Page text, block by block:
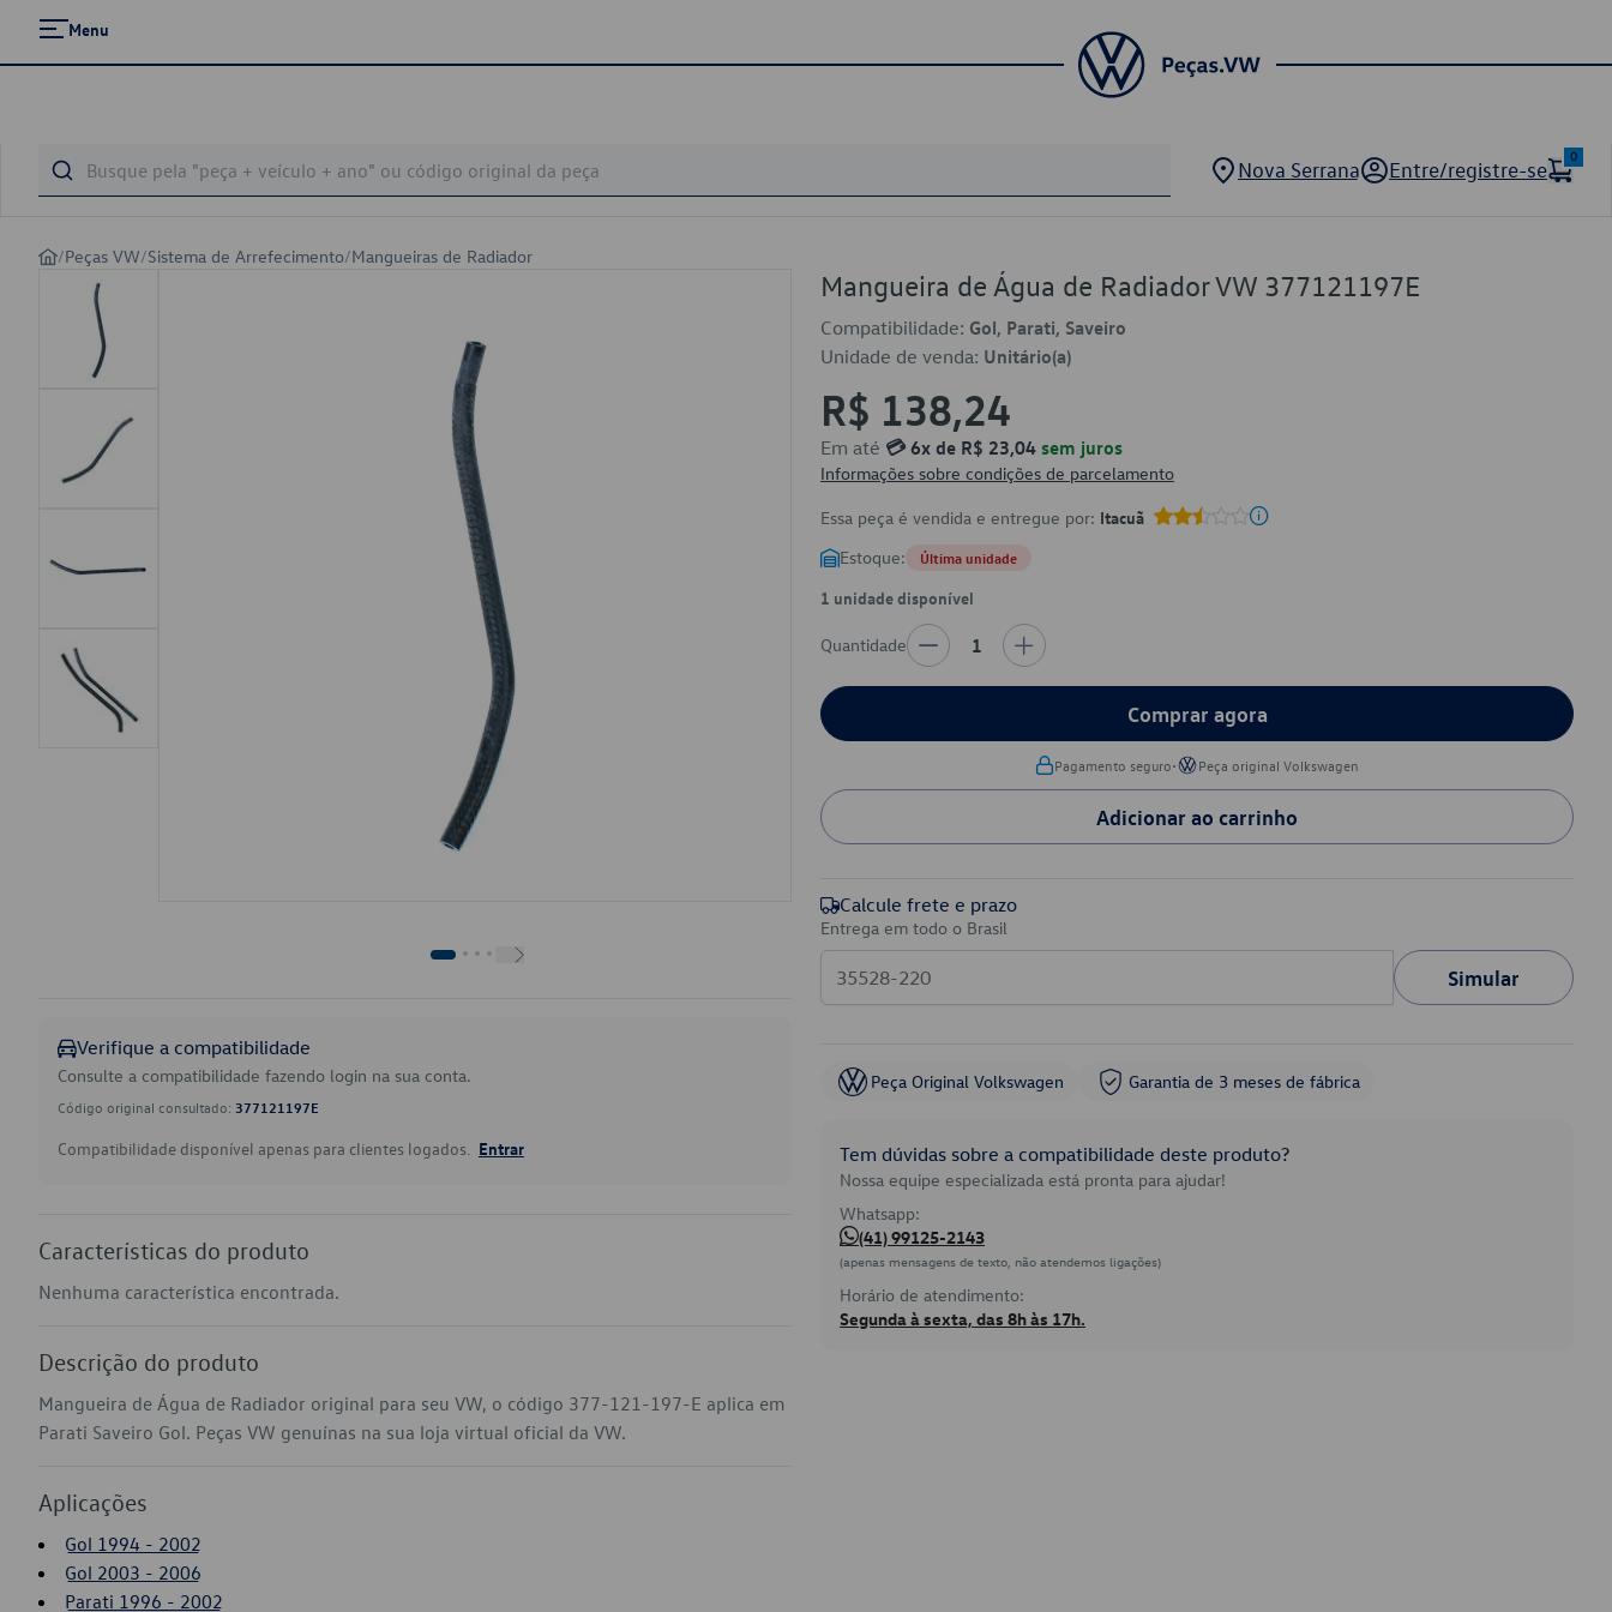
Menu
Nova Serrana Entre/registre-se
0
/Peças VW/Sistema de Arrefecimento/Mangueiras de Radiador
Verifique a compatibilidade
Consulte a compatibilidade fazendo login na sua conta.
Código original consultado: 377121197E
Compatibilidade disponível apenas para clientes logados. Entrar
Características do produto
Nenhuma característica encontrada.
Descrição do produto
Mangueira de Água de Radiador original para seu VW, o código 377-121-197-E aplica em
Parati Saveiro Gol. Peças VW genuínas na sua loja virtual oficial da VW.
Aplicações
Gol 1994 - 2002
Gol 2003 - 2006
Parati 1996 - 2002
Mangueira de Água de Radiador VW 377121197E
Compatibilidade: Gol, Parati, Saveiro
Unidade de venda: Unitário(a)
R$ 138,24
Em até 💳 6x de R$ 23,04 sem juros
Informações sobre condições de parcelamento
Essa peça é vendida e entregue por: Itacuã
Estoque: Última unidade
1 unidade disponível
Quantidade 1
Comprar agora
Pagamento seguro• Peça original Volkswagen
Adicionar ao carrinho
Calcule frete e prazo
Entrega em todo o Brasil
Simular
Peça Original Volkswagen Garantia de 3 meses de fábrica
Tem dúvidas sobre a compatibilidade deste produto?
Nossa equipe especializada está pronta para ajudar!
Whatsapp:
(41) 99125-2143
(apenas mensagens de texto, não atendemos ligações)
Horário de atendimento:
Segunda à sexta, das 8h às 17h.